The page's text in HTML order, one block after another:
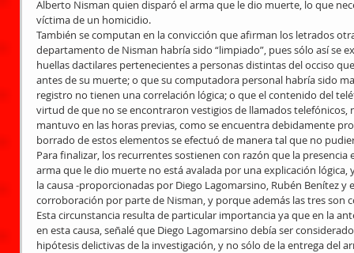
Alberto Nisman quien disparó el arma que le dio muerte, lo que
víctima de un homicidio.
También se computan en la convicción que afirman los letrados
departamento de Nisman habría sido “limpiado”, pues sólo así se
huellas dactilares pertenecientes a personas distintas del occiso
antes de su muerte; o que su computadora personal habría sido
registro no tienen una correlación lógica; o que el contenido del
virtud de que no se encontraron vestigios de llamados
mantuvo en las horas previas, como se encuentra debidamente
borrado de estos elementos se efectuó de manera tal que no
Para finalizar, los recurrentes sostienen con razón que la
arma que le dio muerte no está avalada por una explicación
la causa -proporcionadas por Diego Lagomarsino, Rubén Benítez
corroboración por parte de Nisman, y porque además las tres son
Esta circunstancia resulta de particular importancia ya que en la
en esta causa, señalé que Diego Lagomarsino debía ser
hipótesis delictivas de la investigación, y no sólo de la entrega del